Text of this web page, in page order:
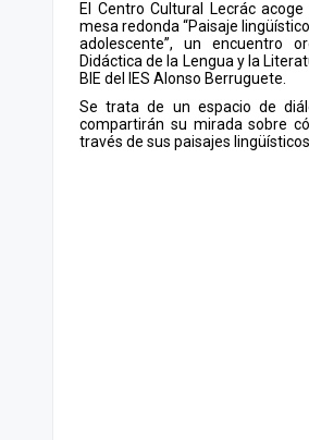
El Centro Cultural Lecrác
mesa redonda “Paisaje
adolescente”, un encuentro
Didáctica de la Lengua y la
BIE del IES Alonso Berruguete.
Se trata de un espacio de
compartirán su mirada sobre
través de sus paisajes lingüísticos